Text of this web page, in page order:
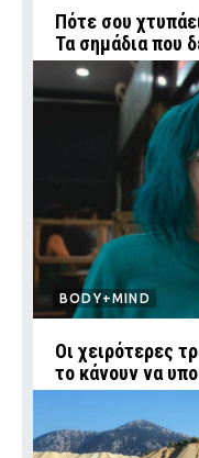
Πότε σου
Τα σημάδια που
BODY+MIND
Οι χειρότερες
το κάνουν να